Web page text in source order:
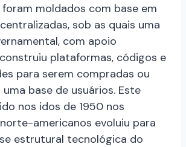
moldados com base em
sob as quais uma
com apoio
plataformas, códigos e
para serem compradas ou
base de usuários. Este
nos idos de 1950 nos
americanos evoluiu para
estrutural tecnológica do